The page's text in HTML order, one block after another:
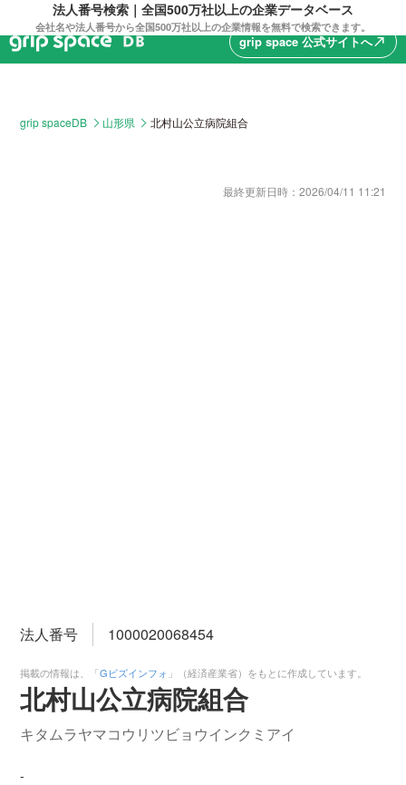
法人番号検索｜全国500万社以上の企業データベース
会社名や法人番号から全国500万社以上の企業情報を無料で検索できます。
grip space 公式サイトへnorth_east
grip spaceDB 山形県 北村山公立病院組合
最終更新日時： 2026/04/11 11:21
法人番号 1000020068454
掲載の情報は、「Gビズインフォ 」（経済産業省）をもとに作成しています。
北村山公立病院組合
キタムラヤマコウリツビョウインクミアイ
-